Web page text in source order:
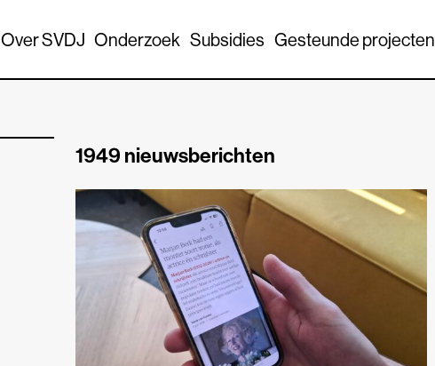
Over SVDJ Onderzoek Subsidies Gesteunde projecten
1949 nieuwsberichten